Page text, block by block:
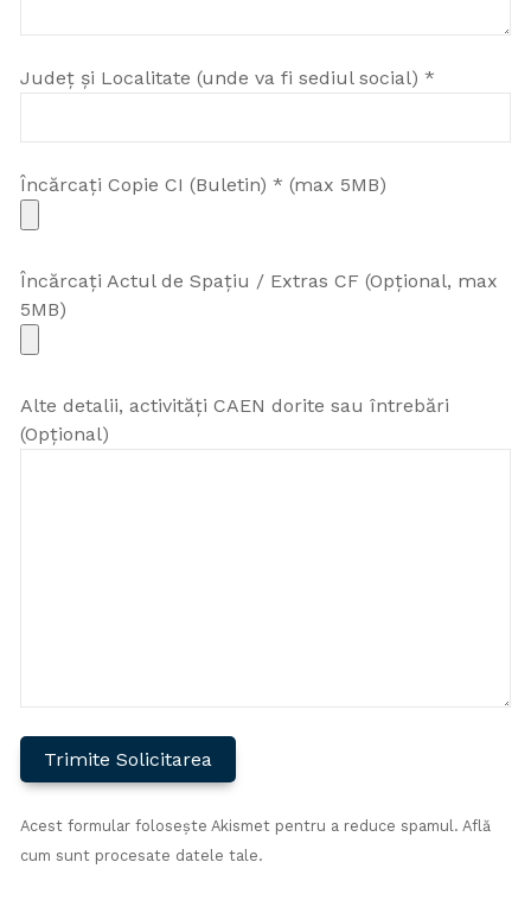
Județ și Localitate (unde va fi sediul social) *
Încărcați Copie CI (Buletin) * (max 5MB)
Încărcați Actul de Spațiu / Extras CF (Opțional, max
5MB)
Alte detalii, activități CAEN dorite sau întrebări
(Opțional)
Acest formular folosește Akismet pentru a reduce spamul. Află
cum sunt procesate datele tale.